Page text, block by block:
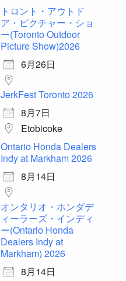
トロント・アウトド
ア・ピクチャー・ショ
ー(Toronto Outdoor
Picture Show)2026
6月26日
JerkFest Toronto 2026
8月7日
Etobicoke
Ontario Honda Dealers
Indy at Markham 2026
8月14日
オンタリオ・ホンダデ
ィーラーズ・インディ
ー(Ontario Honda
Dealers Indy at
Markham) 2026
8月14日